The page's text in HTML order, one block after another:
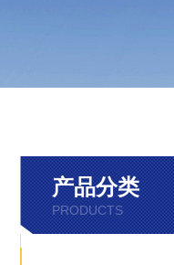
产品分类
PRODUCTS